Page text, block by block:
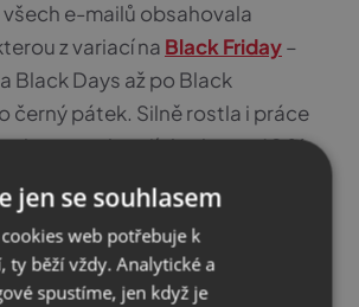
e-mailů obsahovala
z variací na Black Friday–
Black Days až po Black
černý pátek. Silně rostla i práce
se vyskytují zhruba ve 40 %
2025 objevujíaž v polovině
jen se souhlasem
web potřebuje k
ty běží vždy. Analytické a
spustíme, jen když je